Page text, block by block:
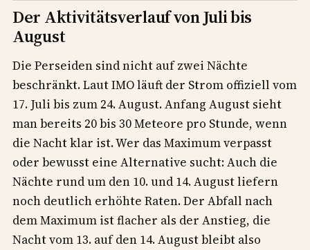
Der Aktivitätsverlauf von Juli bis
August
Die Perseiden sind nicht auf zwei Nächte
beschränkt. Laut IMO läuft der Strom offiziell vom
17. Juli bis zum 24. August. Anfang August sieht
man bereits 20 bis 30 Meteore pro Stunde, wenn
die Nacht klar ist. Wer das Maximum verpasst
oder bewusst eine Alternative sucht: Auch die
Nächte rund um den 10. und 14. August liefern
noch deutlich erhöhte Raten. Der Abfall nach
dem Maximum ist flacher als der Anstieg, die
Nacht vom 13. auf den 14. August bleibt also